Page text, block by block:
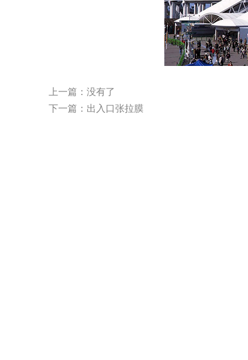
上一篇：没有了
下一篇： 出入口张拉膜